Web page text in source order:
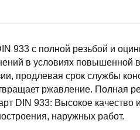
933 с полной резьбой и
в условиях повышенной
продлевая срок службы
ржавление. Полная
DIN 933: Высокое качество
наружных работ.